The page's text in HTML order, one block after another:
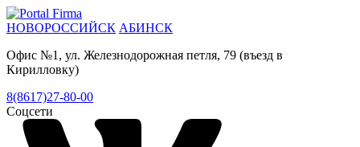
НОВОРОССИЙСК АБИНСК
Офис №1, ул. Железнодорожная петля, 79 (въезд в
Кирилловку)
8(8617)27-80-00
Соцсети